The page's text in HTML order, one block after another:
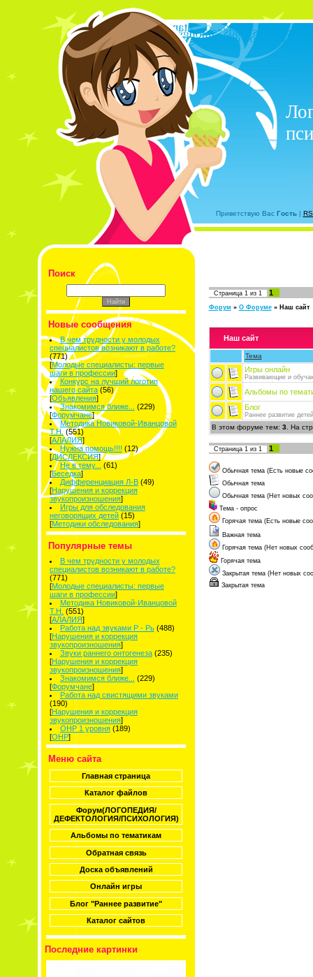
Приветствую Вас Гость|
Поиск
Новые сообщения
В чем трудности у молодых
специалистов возникают в работе?
(771)
[Молодые специалисты: первые
шаги в профессии]
Конкурс на лучший логотип
нашего сайта (56)
[Объявления]
Знакомимся ближе...
(229)
[Форумчане]
Методика Новиковой-Иванцовой
Т.Н. (551)
[АЛАЛИЯ]
Нужна помощь!!!! (12)
[ДИСЛЕКСИЯ]
Не в тему...
(61)
[Беседка]
Дифференциация Л-В (49)
[Нарушения и коррекция
звукопроизношения]
Игры для обследования
неговорящих детей (15)
[Методики обследования]
Популярные темы
В чем трудности у молодых
специалистов возникают в работе?
(771)
[Молодые специалисты: первые
шаги в профессии]
Методика Новиковой-Иванцовой
Т.Н. (551)
[АЛАЛИЯ]
Работа над звуками Р - Рь (488)
[Нарушения и коррекция
звукопроизношения]
Звуки раннего онтогенеза (235)
[Нарушения и коррекция
звукопроизношения]
Знакомимся ближе...
(229)
[Форумчане]
Работа над свистящими звуками
(190)
[Нарушения и коррекция
звукопроизношения]
ОНР 1 уровня (189)
[ОНР]
Меню сайта
Главная страница
Каталог файлов
Форум(ЛОГОПЕДИЯ/
ДЕФЕКТОЛОГИЯ/ПСИХОЛОГИЯ)
Альбомы по тематикам
Обратная связь
Доска объявлений
Онлайн игры
Блог "Раннее развитие"
Каталог сайтов
Последние картинки
Страница 1из 1 1
Форум » О Форуме » Наш сайт
Наш сайт
Тема
Игры онлайн
Развивающие и
Альбомы по
Блог
Раннее развитие детей
В этом форуме тем: 3 . На
Страница 1из 1 1
Обычная тема (Есть новые
Обычная тема
Обычная тема (Нет новых
Тема - опрос
Горячая тема (Есть новые
Важная тема
Горячая тема (Нет новых
Горячая тема
Закрытая тема (Нет новых
Закрытая тема